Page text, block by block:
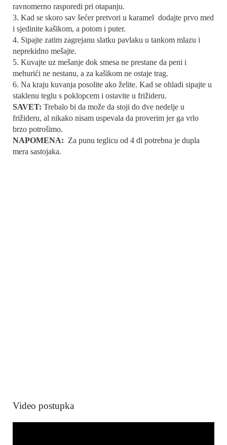
ravnomerno rasporedi pri otapanju.
3. Kad se skoro sav šećer pretvori u karamel dodajte prvo med
i sjedinite kašikom, a potom i puter.
4. Sipajte zatim zagrejanu slatku pavlaku u tankom mlazu i
neprekidno mešajte.
5. Kuvajte uz mešanje dok smesa ne prestane da peni i
mehurići ne nestanu, a za kašikom ne ostaje trag.
6. Na kraju kuvanja posolite ako želite. Kad se ohladi sipajte u
staklenu teglu s poklopcem i ostavite u frižideru.
SAVET: Trebalo bi da može da stoji do dve nedelje u
frižideru, al nikako nisam uspevala da proverim jer ga vrlo
brzo potrošimo.
NAPOMENA: Za punu teglicu od 4 dl potrebna je dupla
mera sastojaka.
Video postupka